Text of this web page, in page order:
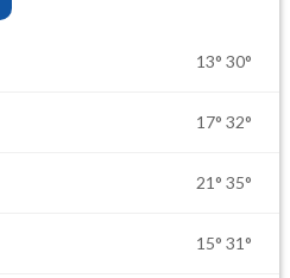
13° 30°
17° 32°
21° 35°
15° 31°